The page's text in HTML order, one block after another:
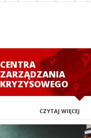
CENTRA
ZARZĄDZANIA
KRYZYSOWEGO
CZYTAJ WIĘCEJ